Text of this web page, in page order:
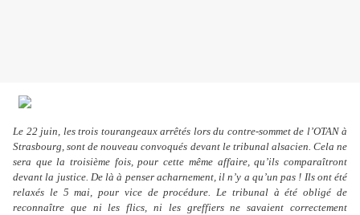
Le 22 juin, les trois tourangeaux arrêtés lors du contre-sommet de l’OTAN à
Strasbourg, sont de nouveau convoqués devant le tribunal alsacien. Cela ne
sera que la troisième fois, pour cette même affaire, qu ’ils comparaîtront
devant la justice. De là à penser acharnement, il n ’y a qu ’un pas ! Ils ont été
relaxés le 5 mai, pour vice de procédure. Le tribunal à été obligé de
reconnaître que ni les flics, ni les greffiers ne savaient correctement